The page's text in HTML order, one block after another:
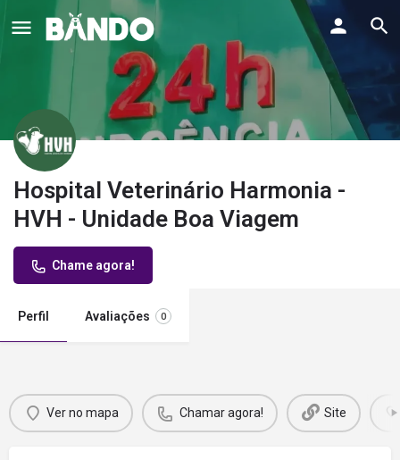
Hospital Veterinário Harmonia -
HVH - Unidade Boa Viagem
Chame agora!
Perfil Avaliações 0
Ver no mapa Chamar agora! Site